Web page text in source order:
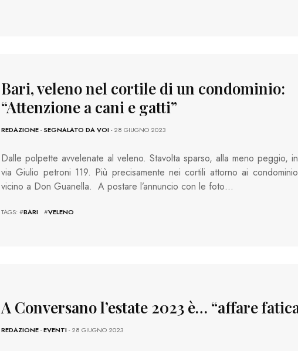
Bari, veleno nel cortile di un condominio:
“Attenzione a cani e gatti”
REDAZIONE-SEGNALATO DA VOI- 28 GIUGNO 2023
Dalle polpette avvelenate al veleno. Stavolta sparso, alla meno peggio, in
via Giulio petroni 119. Più precisamente nei cortili attorno ai condominio
vicino a Don Guanella. A postare l’annuncio con le foto…
TAGS: #BARI #VELENO
A Conversano l’estate 2023 è… “affare
REDAZIONE-EVENTI- 28 GIUGNO 2023